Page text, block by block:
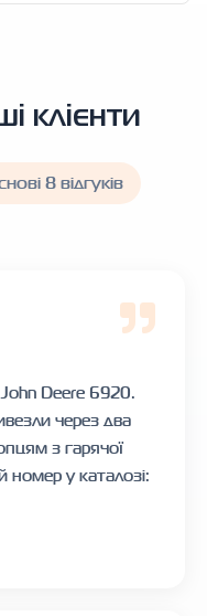
клієнти
8 відгуків
Deere 6920.
через два
з гарячої
номер у каталозі: